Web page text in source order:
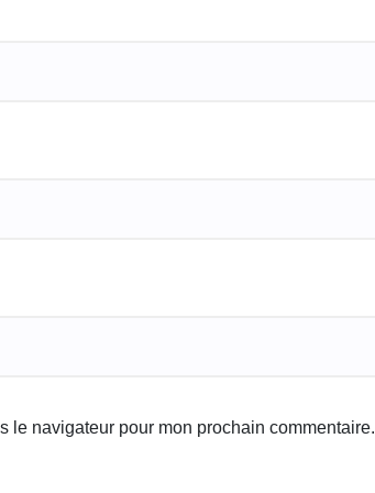
le navigateur pour mon prochain commentaire.